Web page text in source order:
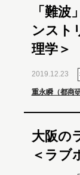
「難
ンスト
理学＞
2019.12.23
重永瞬（都商研
大阪の
＜ラブ